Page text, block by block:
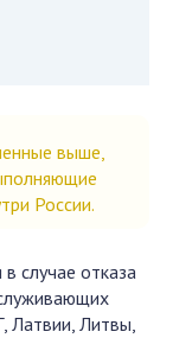
выше,
России.
случае отказа
Латвии, Литвы,